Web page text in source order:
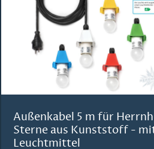
Außenkabel 5 m für
Sterne aus Kunststoff -
Leuchtmittel